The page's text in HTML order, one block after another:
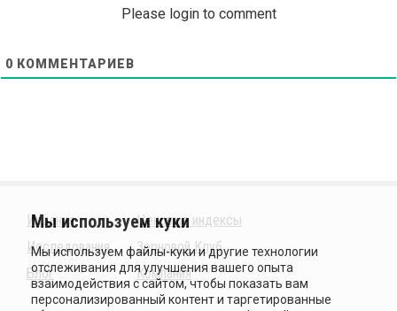
Please login to comment
0 КОММЕНТАРИЕВ
Издания
Исследования
Блог
Ценовые индексы
Зерновой Клуб
Компания